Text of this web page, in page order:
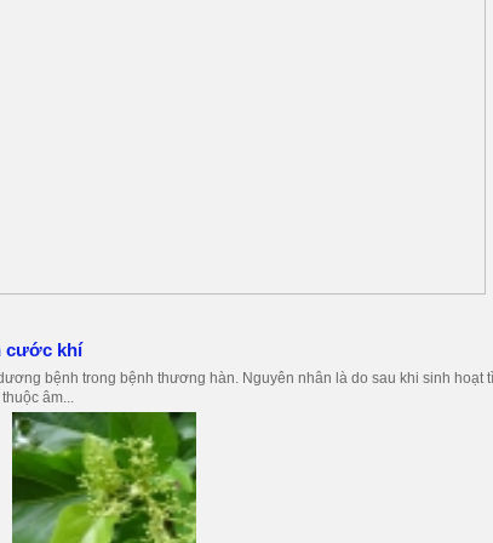
cước khí
bệnh trong bệnh thương hàn. Nguyên nhân là do sau khi sinh hoạt
âm...